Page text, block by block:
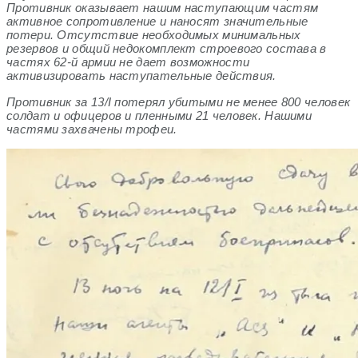
Противник оказывает нашим наступающим частям
активное сопротивление и наносят значительные
потери. Отсутствие необходимых минимальных
резервов и общий недокомплект строевого состава в
частях 62-й армии не дает возможности
активизировать наступательные действия.
Противник за 13/I потерял убитыми не менее 800 человек
солдат и офицеров и пленными 21 человек. Нашими
частями захвачены трофеи.